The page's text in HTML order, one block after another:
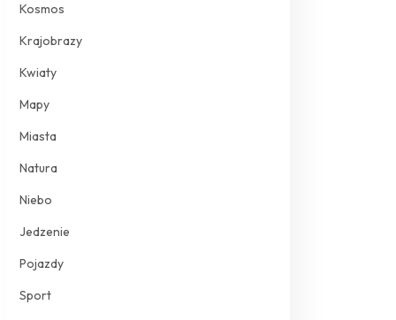
Kosmos
Krajobrazy
Kwiaty
Mapy
Miasta
Natura
Niebo
Jedzenie
Pojazdy
Sport